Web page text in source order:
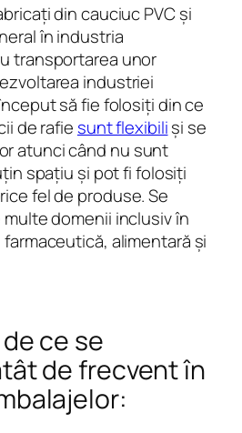
din cauciuc PVC şi
în industria
transportarea unor
industriei
să fie folosiţi din ce
de rafie sunt flexibilişi se
atunci când nu sunt
spaţiu şi pot fi folosiţi
fel de produse. Se
domenii inclusiv în
alimentară şi
ce se
de frecvent în